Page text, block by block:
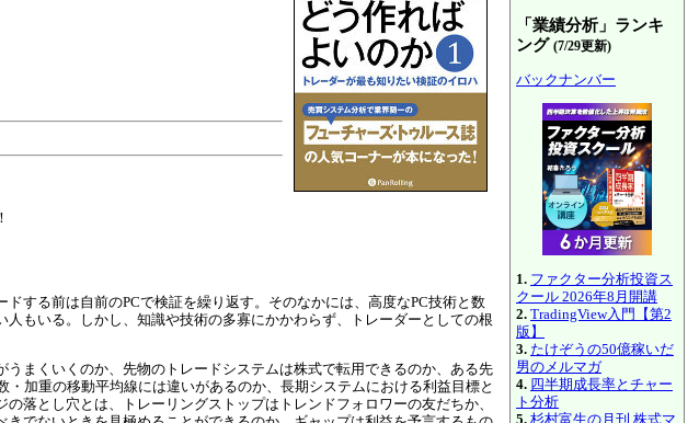
する前は自前のPCで検証を繰り返す。そのなかには、高度なPC技術と数
もいる。しかし、知識や技術の多寡にかかわらず、トレーダーとしての根
まくいくのか、先物のトレードシステムは株式で転用できるのか、ある先
加重の移動平均線には違いがあるのか、長期システムにおける利益目標と
落とし穴とは、トレーリングストップはトレンドフォロワーの友だちか、
「業績分析」ランキ
ング (7/29更新)
バックナンバー
1. ファクター分析投資ス
クール 2026年8月開講
2. TradingView入門【第2
版】
3. たけぞうの50億稼いだ
男のメルマガ
4. 四半期成長率とチャー
ト分析
5. 杉村富生の月刊 株式マ